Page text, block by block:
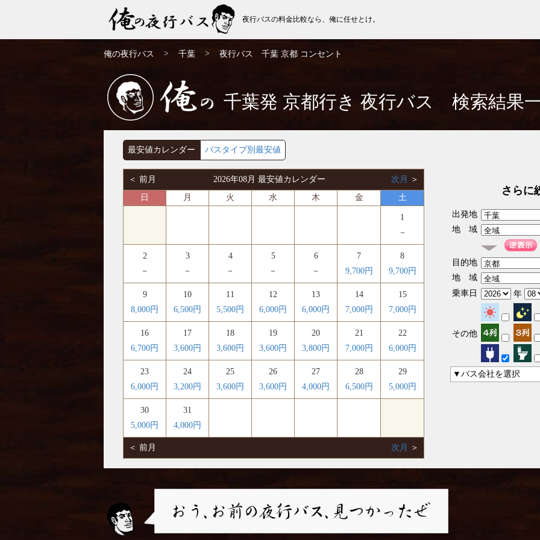
夜行バス
夜行バスの料金比較なら、俺に任せとけ。
俺の夜行バス > 千葉 > 夜行バス 千葉 京都 コンセント
俺の
千葉発 京都行き 夜行バス 検索結果
最安値カレンダー バスタイプ別最安値
＜ 前月 2026年08月 最安値カレンダー 次月
＞
日
月 火 水 木 金 土
1
－
2
－
3
－
4
－
5
－
6
－
7
9,700円
8
9,700円
9
8,000円
10
6,500円
11
5,500円
12
6,000円
13
6,000円
14
7,000円
15
7,000円
16
6,700円
17
3,600円
18
3,600円
19
3,600円
20
3,800円
21
7,000円
22
6,000円
23
6,000円
24
3,200円
25
3,600円
26
3,600円
27
4,000円
28
6,500円
29
5,000円
30
5,000円
31
4,000円
＜ 前月 次月 ＞
さらに
出発地
地 域
目的地
地 域
乗車日
年
その他
▼バス会社を選択